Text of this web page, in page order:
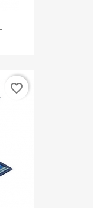
favorite_border